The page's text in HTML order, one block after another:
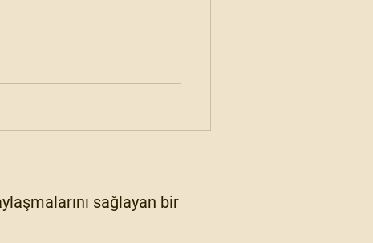
sağlayan bir